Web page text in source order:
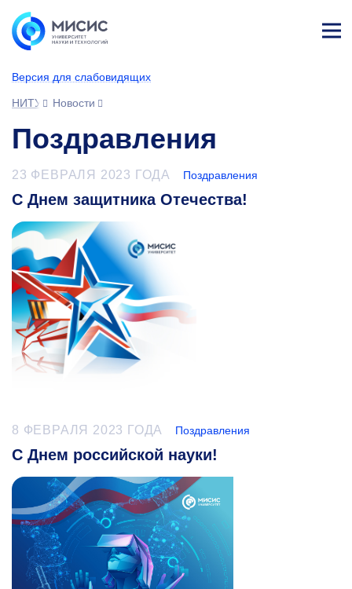
Версия для слабовидящих
НИТУ МИСИС
Новости
Поздравления
23 ФЕВРАЛЯ 2023 ГОДА Поздравления
С Днем защитника Отечества!
8 ФЕВРАЛЯ 2023 ГОДА Поздравления
С Днем российской науки!